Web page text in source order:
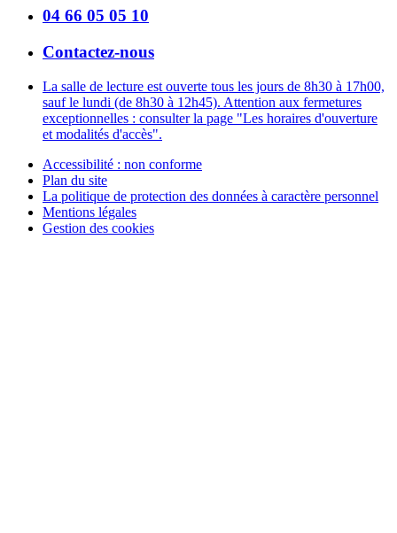
04 66 05 05 10
Contactez-nous
La salle de lecture est ouverte tous les jours de 8h30 à 17h00,
sauf le lundi (de 8h30 à 12h45). Attention aux fermetures
exceptionnelles : consulter la page "Les horaires d'ouverture
et modalités d'accès".
Accessibilité : non conforme
Plan du site
La politique de protection des données à caractère personnel
Mentions légales
Gestion des cookies